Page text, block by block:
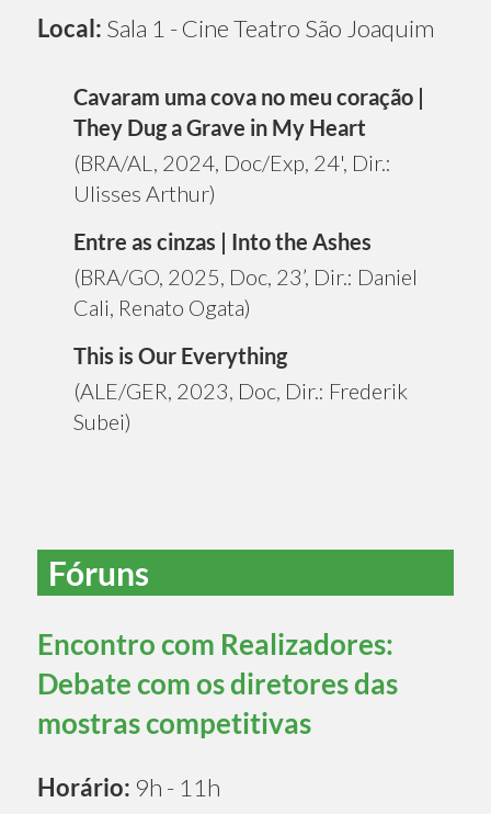
Local: Sala 1 - Cine Teatro São Joaquim
Cavaram uma cova no meu coração |
They Dug a Grave in My Heart
(BRA/AL, 2024, Doc/Exp, 24', Dir.:
Ulisses Arthur)
Entre as cinzas | Into the Ashes
(BRA/GO, 2025, Doc, 23’, Dir.: Daniel
Cali, Renato Ogata)
This is Our Everything
(ALE/GER, 2023, Doc, Dir.: Frederik
Subei)
Fóruns
Encontro com Realizadores:
Debate com os diretores das
mostras competitivas
Horário: 9h - 11h